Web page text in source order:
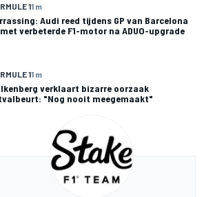
11 m
Audi reed tijdens GP van Barcelona
verbeterde F1-motor na ADUO-upgrade
11 m
verklaart bizarre oorzaak
"Nog nooit meegemaakt"